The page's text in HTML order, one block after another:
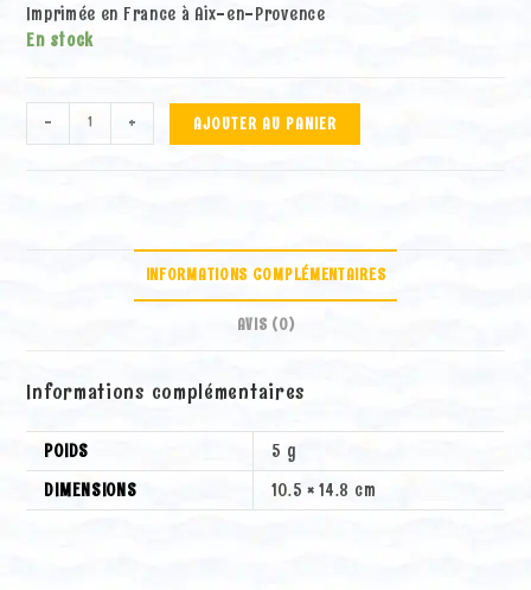
Imprimée en France à Aix-en-Provence
En stock
quantité
- + AJOUTER AU PANIER
n
a
t
INFORMATIONS COMPLÉMENTAIRES
AVIS (0)
Informations complémentaires
POIDS
5 g
DIMENSIONS
10.5 × 14.8 cm